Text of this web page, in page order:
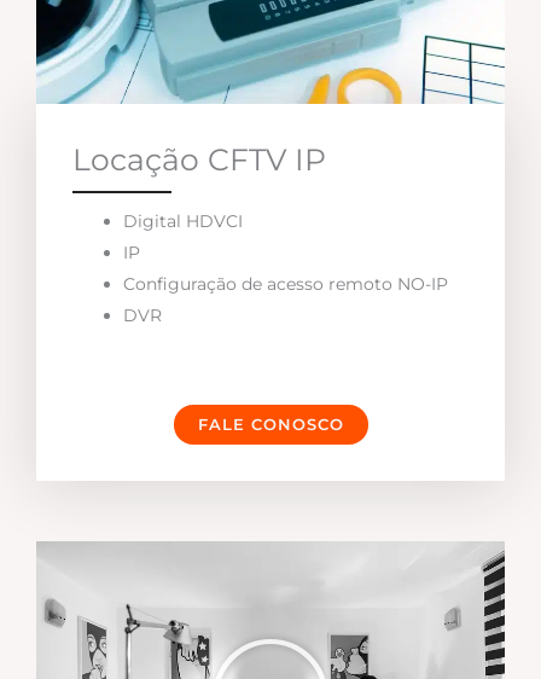
Locação CFTV IP
Digital HDVCI
IP
Configuração de acesso remoto NO-IP
DVR
FALE CONOSCO